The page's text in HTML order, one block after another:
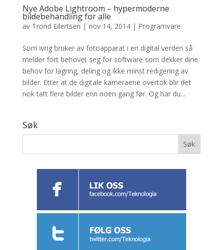
Nye Adobe Lightroom – hypermoderne
bildebehandling for alle
av Trond Eilertsen | nov 14, 2014| Programvare
Som ivrig bruker av fotoapparat i en digital verden så
melder fort behovet seg for software som dekker dine
behov for lagring, deling og ikke minst redigering av
bilder. Etter at de digitale kameraene overtok blir det
nok tatt flere bilder enn noen gang før. Og har du...
Søk